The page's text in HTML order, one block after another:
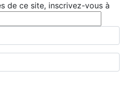
de ce site, inscrivez-vous à